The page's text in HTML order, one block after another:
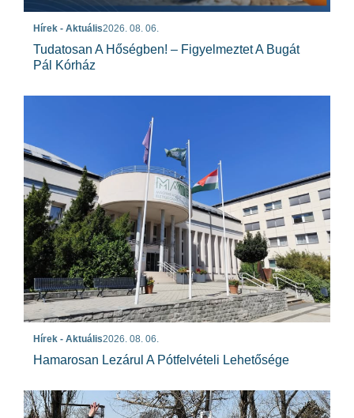
Hírek - Aktuális2026. 08. 06.
Tudatosan A Hőségben! – Figyelmeztet A Bugát
Pál Kórház
Hírek - Aktuális2026. 08. 06.
Hamarosan Lezárul A Pótfelvételi Lehetősége